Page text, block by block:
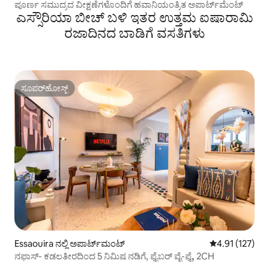
ಪೂರ್ಣ ಸಮುದ್ರದ ವೀಕ್ಷಣೆಗಳೊಂದಿಗೆ ಹವಾನಿಯಂತ್ರಿತ ಅಪಾರ್ಟ್‌ಮೆಂಟ್
ಎಸ್ಸೌರಿಯಾ ಬೀಚ್ ಬಳಿ ಇತರ ಉತ್ತಮ ಐಷಾರಾಮಿ
ರಜಾದಿನದ ಬಾಡಿಗೆ ವಸತಿಗಳು
ಸೂಪರ್‌ಹೋಸ್ಟ್
ಸೂಪರ್‌ಹೋಸ್ಟ್
Essaouira ನಲ್ಲಿ ಅಪಾರ್ಟ್‌ಮಂಟ್ 5 ರಲ್ಲಿ 4.91
4.91 (127)
ನಫಾಸ್- ಕಡಲತೀರದಿಂದ 5 ನಿಮಿಷ ನಡಿಗೆ, ಫೈಬರ್ ವೈ-ಫೈ, 2CH